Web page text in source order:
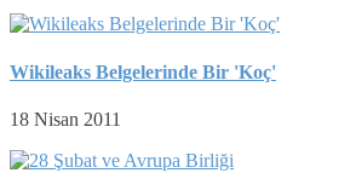
Wikileaks Belgelerinde Bir 'Koç'
18 Nisan 2011